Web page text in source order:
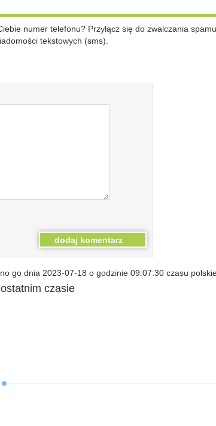
numer telefonu? Przyłącz się do zwalczania spamu
tekstowych (sms).
go dnia 2023-07-18 o godzinie 09:07:30 czasu
czasie